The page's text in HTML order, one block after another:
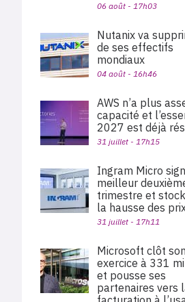
06 août - 17h03
Nutanix va
de ses effectifs
mondiaux
04 août - 16h46
AWS n’a plus
capacité et
2027 est déjà
31 juillet - 17h15
Ingram Micro
meilleur
trimestre et
la hausse des
31 juillet - 17h11
Microsoft clôt son
exercice à 331
et pousse ses
partenaires vers